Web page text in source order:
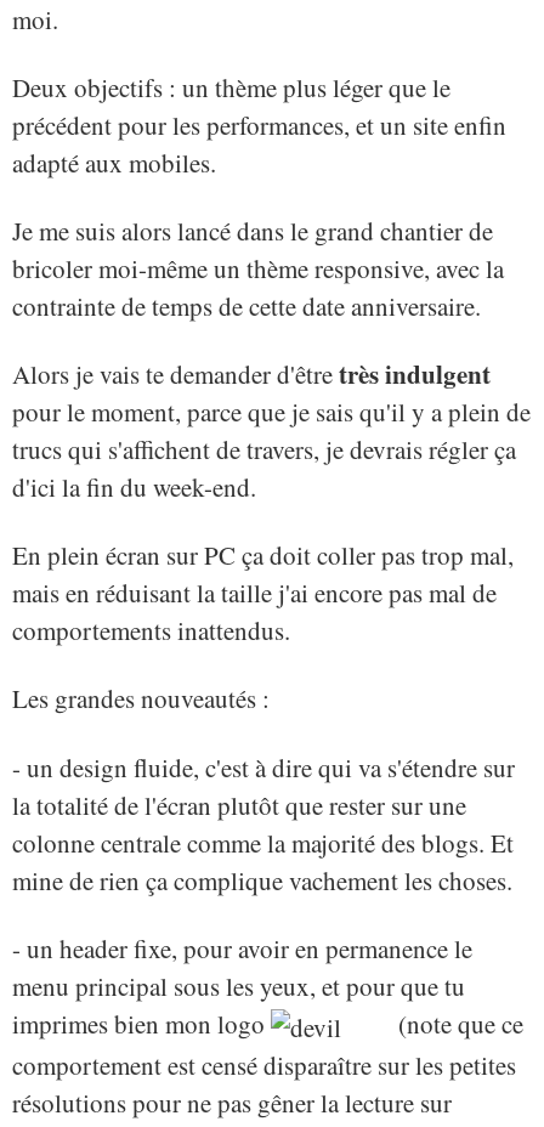
moi.
Deux objectifs : un thème plus léger que le
précédent pour les performances, et un site enfin
adapté aux mobiles.
Je me suis alors lancé dans le grand chantier de
bricoler moi-même un thème responsive, avec la
contrainte de temps de cette date anniversaire.
Alors je vais te demander d'êtretrès indulgent
pour le moment, parce que je sais qu'il y a plein de
trucs qui s'affichent de travers, je devrais régler ça
d'ici la fin du week-end.
En plein écran sur PC ça doit coller pas trop mal,
mais en réduisant la taille j'ai encore pas mal de
comportements inattendus.
Les grandes nouveautés :
- un design fluide, c'est à dire qui va s'étendre sur
la totalité de l'écran plutôt que rester sur une
colonne centrale comme la majorité des blogs. Et
mine de rien ça complique vachement les choses.
- un header fixe, pour avoir en permanence le
menu principal sous les yeux, et pour que tu
imprimes bien mon logo
(note que ce
comportement est censé disparaître sur les petites
résolutions pour ne pas gêner la lecture sur